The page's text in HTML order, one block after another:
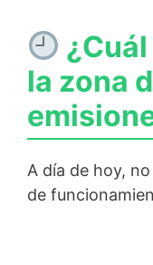
la zona
A día de hoy,
de